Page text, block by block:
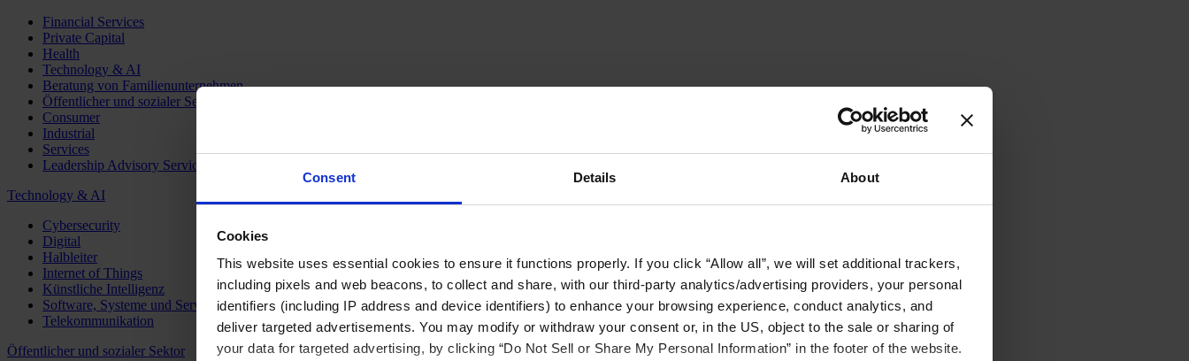
Consent Details About
Cookies
This website uses essential cookies to ensure it functions properly. If you click “Allow all”, we will set additional trackers,
including pixels and web beacons, to collect and share, with our third-party analytics/advertising providers, your personal
identifiers (including IP address and device identifiers) to enhance your browsing experience, conduct analytics, and
deliver targeted advertisements. You may modify or withdraw your consent or, in the US, object to the sale or sharing of
your data for targeted advertising, by clicking “Do Not Sell or Share My Personal Information” in the footer of the website.
Financial Services
Private Capital
Health
Technology & AI
Beratung von Familienunternehmen
Öffentlicher und sozialer Sektor
Consumer
Industrial
Services
Leadership Advisory Services
Technology & AI
Cybersecurity
Digital
Halbleiter
Internet of Things
Künstliche Intelligenz
Software, Systeme und Services
Telekommunikation
Öffentlicher und sozialer Sektor